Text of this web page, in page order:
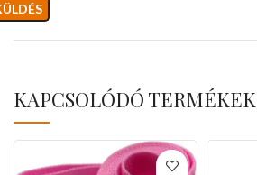
KAPCSOLÓDÓ TERMÉKEK